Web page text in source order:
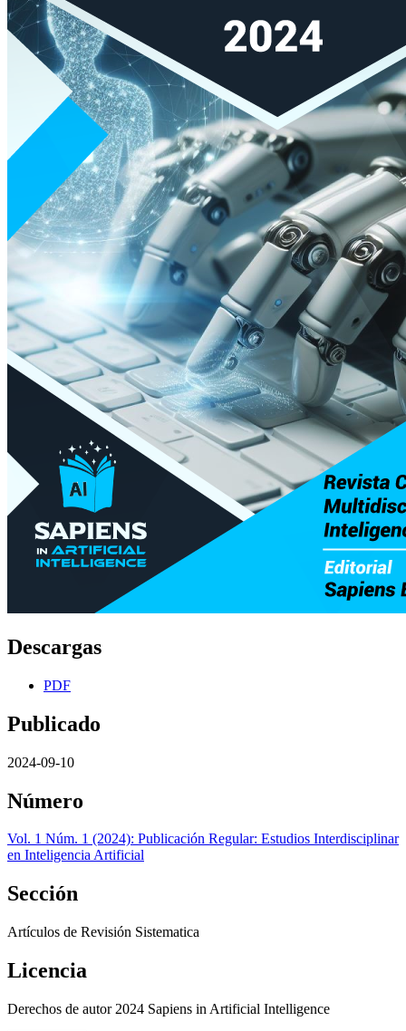
Descargas
PDF
Publicado
2024-09-10
Número
Vol. 1 Núm. 1 (2024): Publicación Regular: Estudios Interdisciplinar
en Inteligencia Artificial
Sección
Artículos de Revisión Sistematica
Licencia
Derechos de autor 2024 Sapiens in Artificial Intelligence